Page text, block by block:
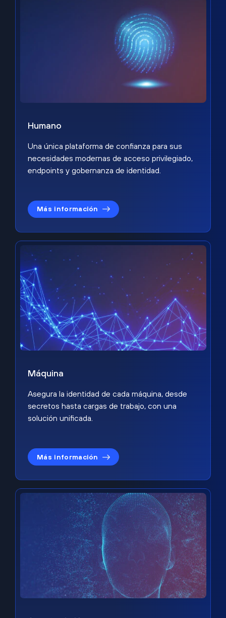
Humano
Una única plataforma de confianza para sus
necesidades modernas de acceso privilegiado,
endpoints y gobernanza de identidad.
Más información
Máquina
Asegura la identidad de cada máquina, desde
secretos hasta cargas de trabajo, con una
solución unificada.
Más información